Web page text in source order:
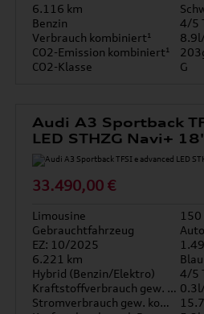
6.116 km
Benzin
4/5
Verbrauch kombiniert¹
CO2-Emission kombiniert¹
CO2-Klasse
G
Audi A3 Sportback
LED STHZG Navi+
33.490,00 €
Limousine
150
Gebrauchtfahrzeug
EZ: 10/2025
6.221 km
Blau
Hybrid (Benzin/Elektro)
4/5
Kraftstoffverbrauch gew. kombiniert
Stromverbrauch gew. kombiniert